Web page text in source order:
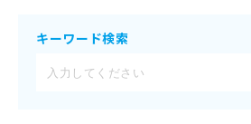
キーワード検索